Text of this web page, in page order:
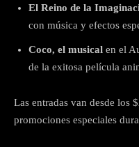
El Reino de la
con música y efectos
Coco, el musical en el
de la exitosa película
Las entradas van desde los
promociones especiales